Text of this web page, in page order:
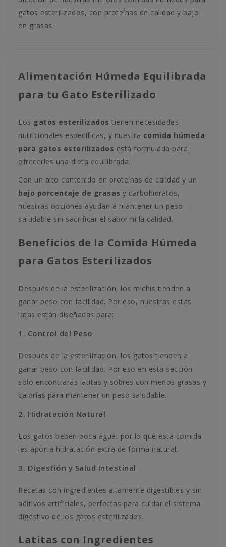
gatos esterilizados, con proteínas de calidad y bajo
en grasas.
Alimentación Húmeda Equilibrada
para tu Gato Esterilizado
Los gatos esterilizados tienen necesidades
nutricionales específicas, y nuestra comida húmeda
para gatos esterilizados está formulada para
ofrecerles una dieta equilibrada.
Con un alto contenido en proteínas de calidad y un
bajo porcentaje de grasas y carbohidratos,
nuestras opciones ayudan a mantener un peso
saludable sin sacrificar el sabor ni la calidad.
Beneficios de la Comida Húmeda
para Gatos Esterilizados
Después de la esterilización, los michis tienden a
ganar peso con facilidad. Por eso, nuestras estas
latas están diseñadas para:
1. Control del Peso
Después de la esterilización, los gatos tienden a
ganar peso con facilidad. Por eso en esta sección
solo encontrarás latitas y sobres con menos grasas y
calorías para mantener un peso saludable.
2. Hidratación Natural
Los gatos beben poca agua, por lo que esta comida
les aporta hidratación extra de forma natural.
3. Digestión y Salud Intestinal
Recetas con ingredientes altamente digestibles y sin
aditivos artificiales, perfectas para cuidar el sistema
digestivo de los gatos esterilizados.
Latitas con Ingredientes